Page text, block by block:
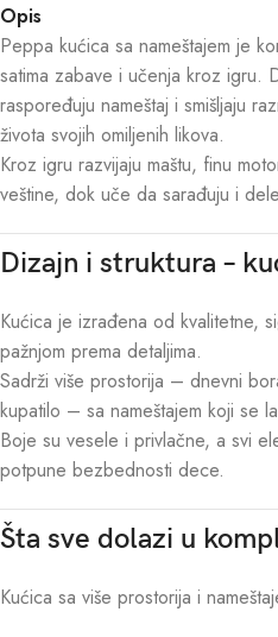
Opis
Peppa kućica sa nameštajem je
satima zabave i učenja kroz igru.
raspoređuju nameštaj i smišljaju
života svojih omiljenih likova.
Kroz igru razvijaju maštu, finu
veštine, dok uče da sarađuju i
Dizajn i struktura –
Kućica je izrađena od kvalitetne,
pažnjom prema detaljima.
Sadrži više prostorija – dnevni
kupatilo – sa nameštajem koji se
Boje su vesele i privlačne, a svi
potpune bezbednosti dece.
Šta sve dolazi u
Kućica sa više prostorija i